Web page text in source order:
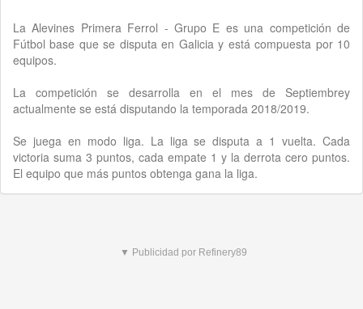
La Alevines Primera Ferrol - Grupo E es una competición de
Fútbol base que se disputa en Galicia y está compuesta por 10
equipos.
La competición se desarrolla en el mes de Septiembrey
actualmente se está disputando la temporada 2018/2019.
Se juega en modo liga. La liga se disputa a 1 vuelta. Cada
victoria suma 3 puntos, cada empate 1 y la derrota cero puntos.
El equipo que más puntos obtenga gana la liga.
▼ Publicidad por Refinery89